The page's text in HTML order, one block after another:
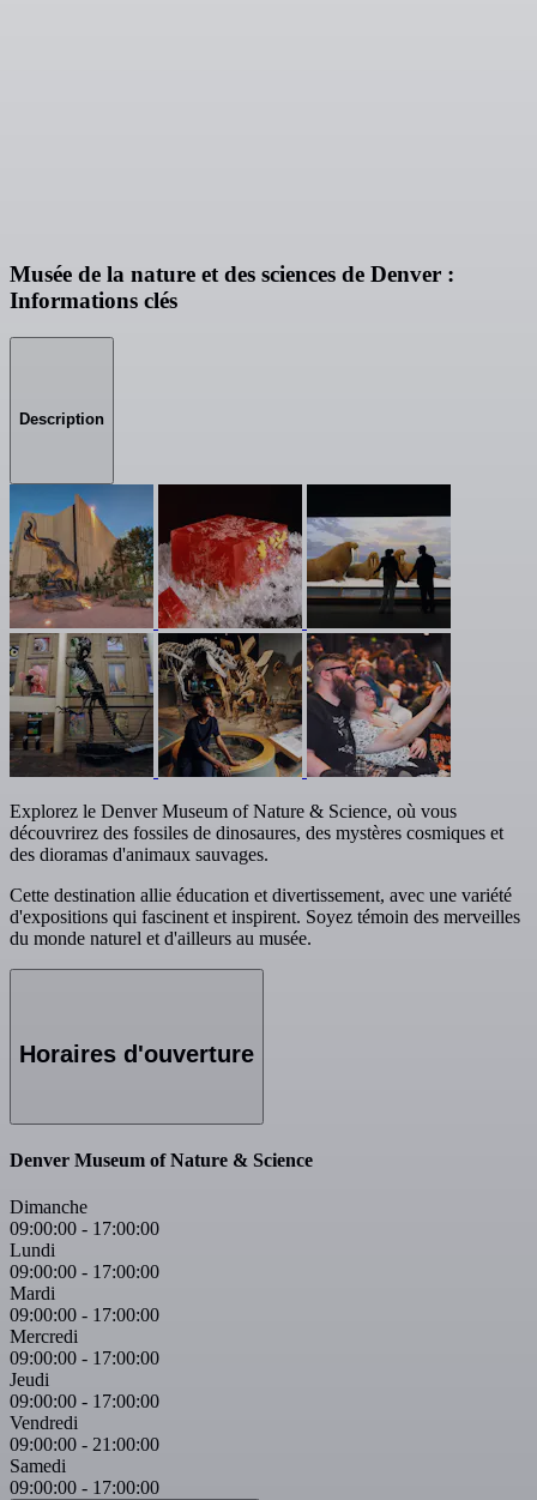
Musée de la nature et des sciences de Denver :
Informations clés
Description
Explorez le Denver Museum of Nature & Science, où vous
découvrirez des fossiles de dinosaures, des mystères cosmiques et
des dioramas d'animaux sauvages.
Cette destination allie éducation et divertissement, avec une variété
d'expositions qui fascinent et inspirent. Soyez témoin des merveilles
du monde naturel et d'ailleurs au musée.
Horaires d'ouverture
Denver Museum of Nature & Science
Dimanche
09:00:00 - 17:00:00
Lundi
09:00:00 - 17:00:00
Mardi
09:00:00 - 17:00:00
Mercredi
09:00:00 - 17:00:00
Jeudi
09:00:00 - 17:00:00
Vendredi
09:00:00 - 21:00:00
Samedi
09:00:00 - 17:00:00